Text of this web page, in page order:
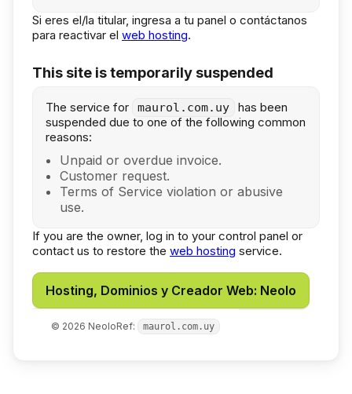
Si eres el/la titular, ingresa a tu panel o contáctanos
para reactivar el web hosting.
This site is temporarily suspended
The service for maurol.com.uy
has been
suspended due to one of the following common
reasons:
Unpaid or overdue invoice.
Customer request.
Terms of Service violation or abusive
use.
If you are the owner, log in to your control panel or
contact us to restore the web hosting service.
Hosting, Dominios y Creador Web: Neolo
© 2026 NeoloRef: maurol.com.uy